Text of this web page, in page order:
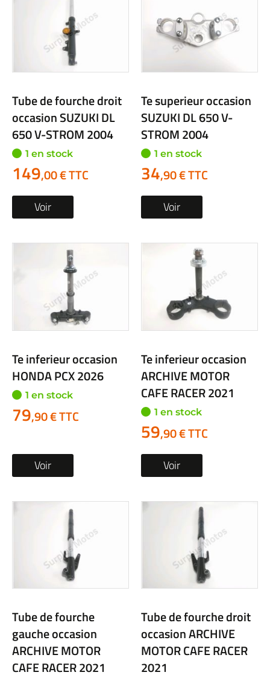
Tube de fourche droit
occasion SUZUKI DL
650 V-STROM 2004
1 en stock
149,00 € TTC
Voir
Te superieur occasion
SUZUKI DL 650 V-
STROM 2004
1 en stock
34,90 € TTC
Voir
Te inferieur occasion
HONDA PCX 2026
1 en stock
79,90 € TTC
Voir
Te inferieur occasion
ARCHIVE MOTOR
CAFE RACER 2021
1 en stock
59,90 € TTC
Voir
Tube de fourche
gauche occasion
ARCHIVE MOTOR
CAFE RACER 2021
Tube de fourche droit
occasion ARCHIVE
MOTOR CAFE RACER
2021